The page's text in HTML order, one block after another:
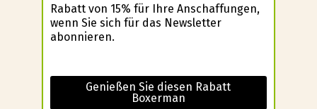
Rabatt von 15% für Ihre Anschaffungen,
wenn Sie sich für das Newsletter
abonnieren.
Genießen Sie diesen Rabatt
Boxerman